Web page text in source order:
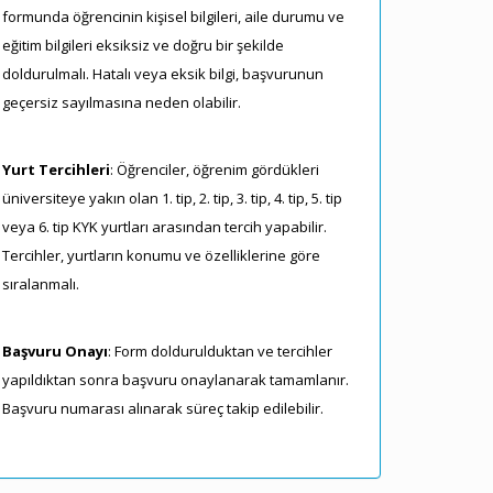
formunda öğrencinin kişisel bilgileri, aile durumu ve
eğitim bilgileri eksiksiz ve doğru bir şekilde
doldurulmalı. Hatalı veya eksik bilgi, başvurunun
geçersiz sayılmasına neden olabilir.
Yurt Tercihleri: Öğrenciler, öğrenim gördükleri
üniversiteye yakın olan 1. tip, 2. tip, 3. tip, 4. tip, 5. tip
veya 6. tip KYK yurtları arasından tercih yapabilir.
Tercihler, yurtların konumu ve özelliklerine göre
sıralanmalı.
Başvuru Onayı: Form doldurulduktan ve tercihler
yapıldıktan sonra başvuru onaylanarak tamamlanır.
Başvuru numarası alınarak süreç takip edilebilir.